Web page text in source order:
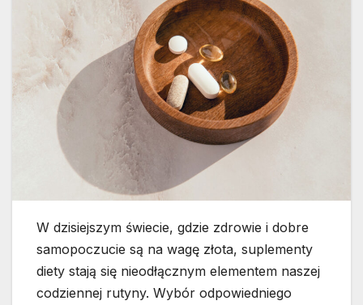
W dzisiejszym świecie, gdzie zdrowie i dobre
samopoczucie są na wagę złota, suplementy
diety stają się nieodłącznym elementem naszej
codziennej rutyny. Wybór odpowiedniego